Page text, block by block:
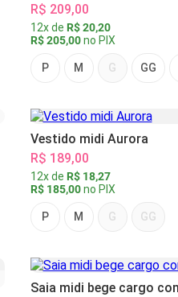
R$ 209,00
12x de R$ 20,20
R$ 205,00no PIX
P M G GG
Vestido midi Aurora
R$ 189,00
12x de R$ 18,27
R$ 185,00no PIX
P M G GG
Saia midi bege cargo